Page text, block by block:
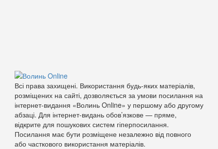
Всі права захищені. Використання будь-яких матеріалів,
розміщених на сайті, дозволяється за умови посилання на
інтернет-видання «Волинь Online» у першому або другому
абзаці. Для інтернет-видань обов’язкове — пряме,
відкрите для пошукових систем гіперпосилання.
Посилання має бути розміщене незалежно від повного
або часткового використання матеріалів.